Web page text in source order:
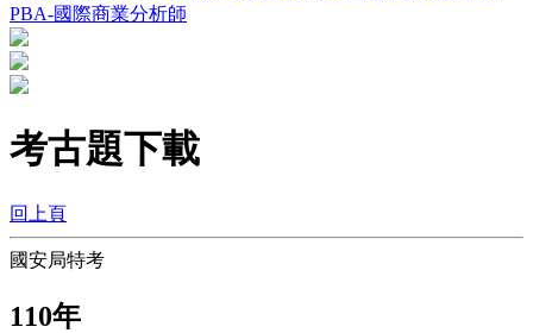
PBA-國際商業分析師
考古題下載
回上頁
國安局特考
110年